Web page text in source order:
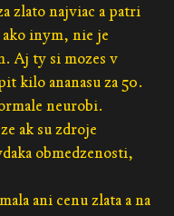
zlato najviac a patri
inym, nie je
Aj ty si mozes v
kilo ananasu za 50.
neurobi.
ak su zdroje
obmedzenosti,
ani cenu zlata a na